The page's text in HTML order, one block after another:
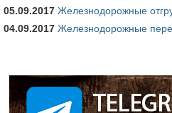
05.09.2017 Железнодорожные
04.09.2017 Железнодорожные